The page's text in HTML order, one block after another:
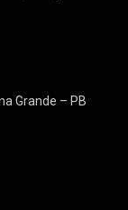
Grande – PB